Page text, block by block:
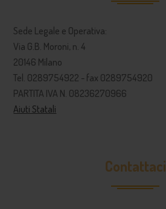
Sede Legale e Operativa:
Via G.B. Moroni, n. 4
20146 Milano
Tel. 0289754922 - fax 0289754920
PARTITA IVA N. 08236270966
Aiuti Statali
Contattaci